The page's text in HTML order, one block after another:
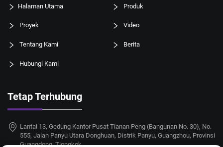
Halaman Utama Produk
Proyek Video
Tentang Kami Berita
Hubungi Kami
Tetap Terhubung
Lantai 13, Gedung Kantor Pusat Tianan Peng (Bangunan No. 30), No.
555, Jalan Panyu Utara Donghuan, Distrik Panyu, Guangzhou, Provinsi
Guangdong, Tiongkok